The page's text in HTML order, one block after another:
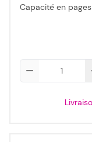
Capacité en pages